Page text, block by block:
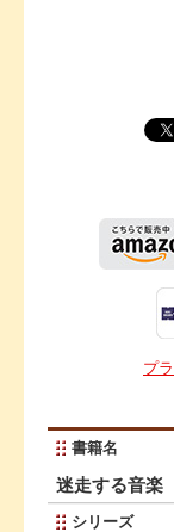
プ
書籍名
迷走する音楽
シリーズ